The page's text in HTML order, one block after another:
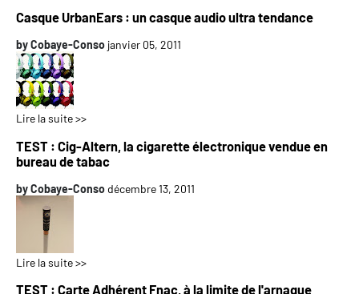
Casque UrbanEars : un casque audio ultra tendance
byCobaye-Conso janvier 05, 2011
Lire la suite >>
TEST : Cig-Altern, la cigarette électronique vendue en
bureau de tabac
byCobaye-Conso décembre 13, 2011
Lire la suite >>
TEST : Carte Adhérent Fnac, à la limite de l'arnaque